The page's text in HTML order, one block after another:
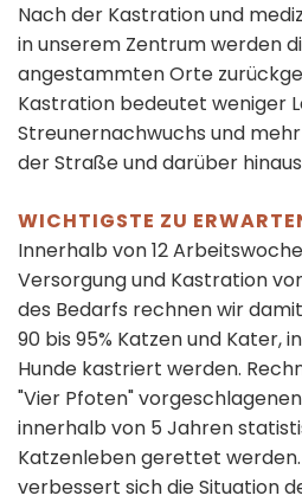
Nach der Kastration und
in unserem Zentrum werden
angestammten Orte
Kastration bedeutet weniger
Streunernachwuchs und
der Straße und darüber
WICHTIGSTE ZU
Innerhalb von 12
Versorgung und Kastration
des Bedarfs rechnen wir
90 bis 95% Katzen und Kater,
Hunde kastriert werden.
"Vier Pfoten"
innerhalb von 5 Jahren
Katzenleben gerettet
verbessert sich die Situation